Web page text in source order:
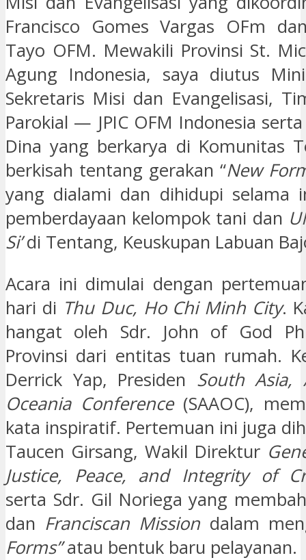
Francisco Gomes Vargas OFm
Tayo OFM. Mewakili Provinsi St.
Agung Indonesia, saya diutus
Sekretaris Misi dan Evangelisasi,
Parokial — JPIC OFM Indonesia
Dina yang berkarya di Komunitas
berkisah tentang gerakan “New
yang dialami dan dihidupi selama
pemberdayaan kelompok tani dan
Si’di Tentang, Keuskupan Labuan
Acara ini dimulai dengan
hari di Thu Duc, Ho Chi Minh City.
hangat oleh Sdr. John of God
Provinsi dari entitas tuan rumah.
Derrick Yap, Presiden South Asia,
Oceania Conference(SAAOC),
kata inspiratif. Pertemuan ini juga
Taucen Girsang, Wakil Direktur
Justice, Peace, and Integrity of
serta Sdr. Gil Noriega yang
dan Franciscan Mission dalam
Forms”atau bentuk baru pelayanan.